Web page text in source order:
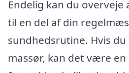
Endelig kan du overveje
til en del af din
sundhedsrutine. Hvis
massør, kan det være